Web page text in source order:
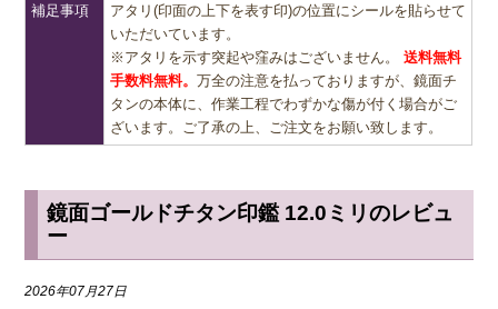
補足事項
アタリ(印面の上下を表す印)の位置にシールを貼らせて
いただいています。
※アタリを示す突起や窪みはございません。送料無料
手数料無料。万全の注意を払っておりますが、鏡面チ
タンの本体に、作業工程でわずかな傷が付く場合がご
ざいます。ご了承の上、ご注文をお願い致します。
鏡面ゴールドチタン印鑑 12.0ミリのレビュ
ー
2026年07月27日